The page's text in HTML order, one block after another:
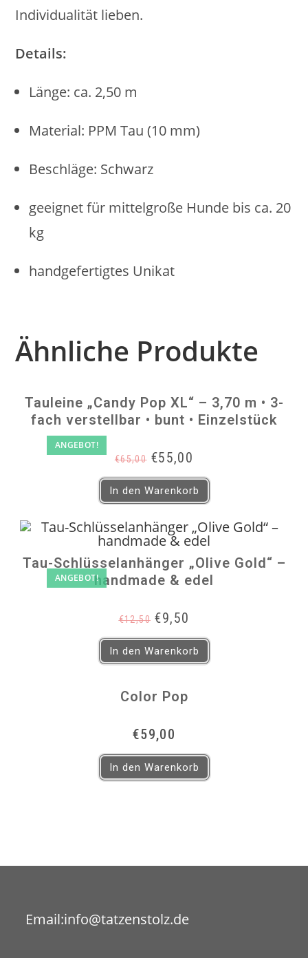
Individualität lieben.
Details:
Länge: ca. 2,50 m
Material: PPM Tau (10 mm)
Beschläge: Schwarz
geeignet für mittelgroße Hunde bis ca. 20
kg
handgefertigtes Unikat
Ähnliche Produkte
ANGEBOT!
Tauleine „Candy Pop XL“ – 3,70 m • 3-
fach verstellbar • bunt • Einzelstück
€65,00 Ursprünglicher
Preis
war:
€65,00
€55,00
ist:
€55,00.
In den Warenkorb
ANGEBOT!
Tau-Schlüsselanhänger „Olive Gold“ –
handmade & edel
€12,50 Ursprünglicher
Preis
war:
€12,50
€9,50
ist:
€9,50.
In den Warenkorb
Color Pop
€59,00
In den Warenkorb
Email:info@tatzenstolz.de